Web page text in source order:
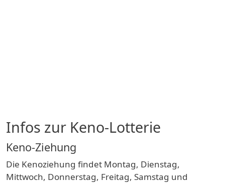
Infos zur Keno-Lotterie
Keno-Ziehung
Die Kenoziehung findet Montag, Dienstag,
Mittwoch, Donnerstag, Freitag, Samstag und